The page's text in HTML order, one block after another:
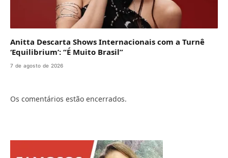
Anitta Descarta Shows Internacionais com a Turnê
‘Equilibrium’: “É Muito Brasil”
7 de agosto de 2026
Os comentários estão encerrados.